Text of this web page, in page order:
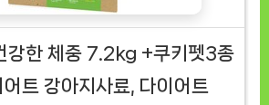
강한 체중 7.2kg +쿠키펫3종
트 강아지사료, 다이어트